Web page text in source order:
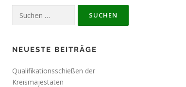
nach:
NEUESTE BEITRÄGE
Qualifikationsschießen der
Kreismajestäten